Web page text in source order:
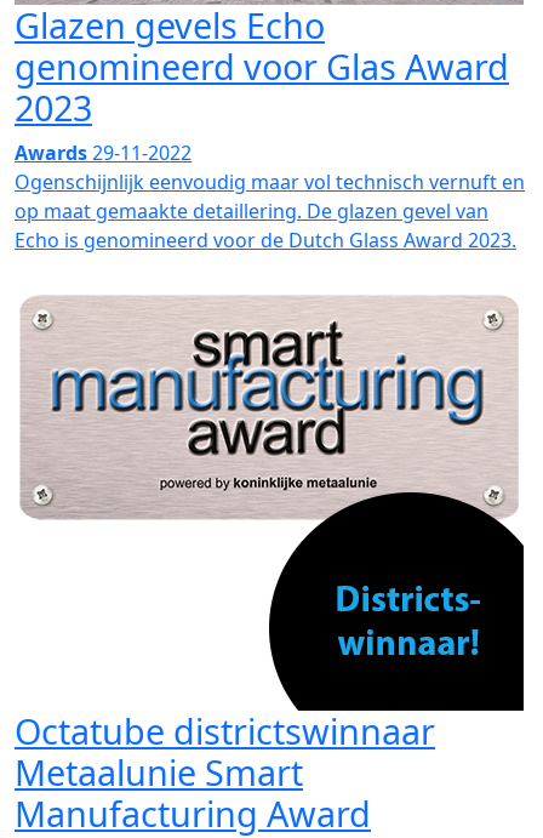
Glazen gevels Echo
genomineerd voor Glas Award
2023
Awards29-11-2022
Ogenschijnlijk eenvoudig maar vol technisch vernuft en
op maat gemaakte detaillering. De glazen gevel van
Echo is genomineerd voor de Dutch Glass Award 2023.
Octatube districtswinnaar
Metaalunie Smart
Manufacturing Award